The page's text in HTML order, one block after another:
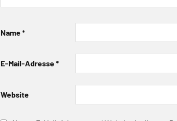
Name*
E-Mail-Adresse*
Website